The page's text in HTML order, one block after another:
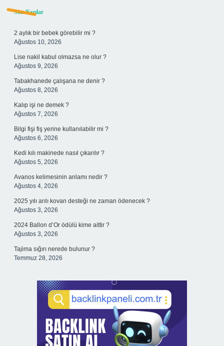
Sidebar
Son Yazılar
2 aylık bir bebek görebilir mi ?
Ağustos 10, 2026
Lise nakil kabul olmazsa ne olur ?
Ağustos 9, 2026
Tabakhanede çalışana ne denir ?
Ağustos 8, 2026
Kalıp işi ne demek ?
Ağustos 7, 2026
Bilgi fişi fiş yerine kullanılabilir mi ?
Ağustos 6, 2026
Kedi kılı makinede nasıl çıkarılır ?
Ağustos 5, 2026
Avanos kelimesinin anlamı nedir ?
Ağustos 4, 2026
2025 yılı arılı kovan desteği ne zaman ödenecek ?
Ağustos 3, 2026
2024 Ballon d’Or ödülü kime aittir ?
Ağustos 3, 2026
Tajima sığırı nerede bulunur ?
Temmuz 28, 2026